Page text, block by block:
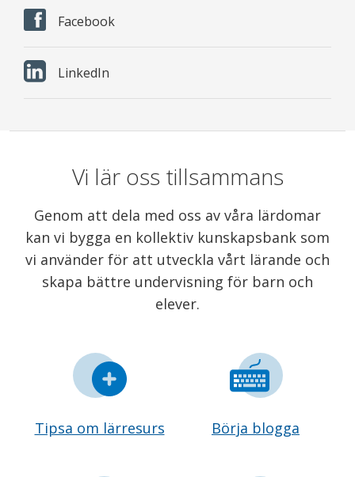
Facebook
LinkedIn
Vi lär oss tillsammans
Genom att dela med oss av våra lärdomar
kan vi bygga en kollektiv kunskapsbank som
vi använder för att utveckla vårt lärande och
skapa bättre undervisning för barn och
elever.
Tipsa om lärresurs Börja blogga